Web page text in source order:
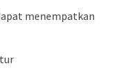
menempatkan